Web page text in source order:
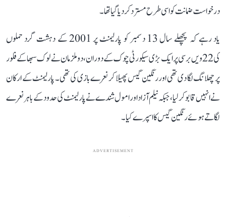
درخواست ضمانت کو اسی طرح مسترد کر دیا گیا تھا۔
یاد رہے کہ پچھلے سال 13 دسمبر کو پارلیمنٹ پر 2001 کے دہشت گرد حملوں
کی 22ویں برسی پر ایک بڑی سیکورٹی چوک کے دوران، دو ملزمان نے لوک سبھا کے فلور
پر چھلانگ لگا دی تھی اور رنگین گیس پھیلا کر نعرے بازی کی تھی۔ پارلیمنٹ کے ارکان
نے انہیں قابو کر لیا، جبکہ نیلم آزاد اور امول شندے نے پارلیمنٹ کی حدود کے باہر نعرے
لگاتے ہوئے رنگین گیس کا اسپرے کیا۔
ADVERTISEMENT